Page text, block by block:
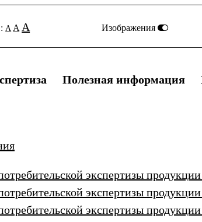
A A A Изображения
Полезная информация
экспертизы
экспертизы
экспертизы